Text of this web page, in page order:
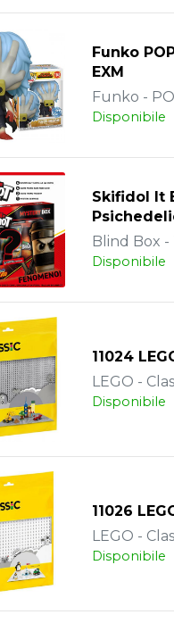
Funko
EXM
Funko -
Disponibile
Skifidol It
Blind Box -
Disponibile
11024
LEGO -
Disponibile
11026
LEGO -
Disponibile